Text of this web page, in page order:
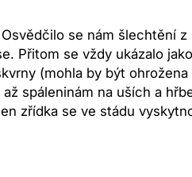
se nám šlechtění
Přitom se vždy ukázalo
(mohla by být ohrožena
spáleninám na uších a
zřídka se ve stádu